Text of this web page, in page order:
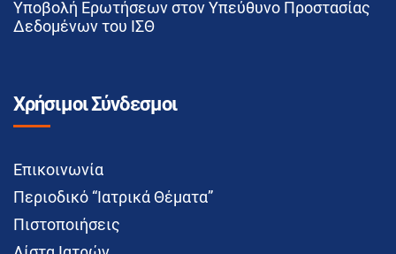
Υποβολή Ερωτήσεων στον Υπεύθυνο Προστασίας
Δεδομένων του ΙΣΘ
Χρήσιμοι Σύνδεσμοι
Επικοινωνία
Περιοδικό “Ιατρικά Θέματα”
Πιστοποιήσεις